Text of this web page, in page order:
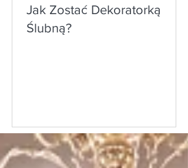
Jak Zostać Dekoratorką
Ślubną?